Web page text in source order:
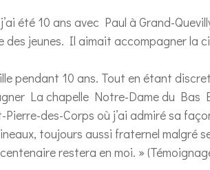
été 10 ans avec Paul à Grand-
des jeunes. Il aimait accompagner
pendant 10 ans. Tout en étant
La chapelle Notre-Dame du Bas
des-Corps où j’ai admiré sa
toujours aussi fraternel malgré
restera en moi. »